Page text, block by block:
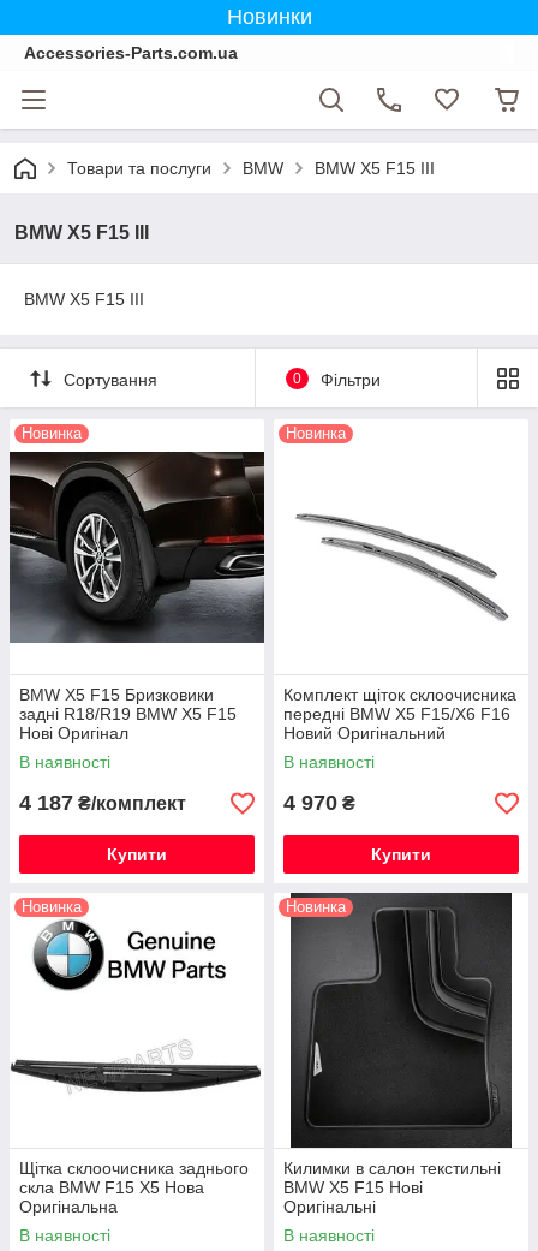
Новинки
Accessories-Parts.com.ua
Товари та послуги BMW BMW X5 F15 III
BMW X5 F15 III
BMW X5 F15 III
Сортування 0 Фільтри
Новинка
BMW X5 F15 Бризковики
задні R18/R19 BMW X5 F15
Нові Оригінал
В наявності
4 187 ₴/комплект
Купити
Новинка
Комплект щіток склоочисника
передні BMW X5 F15/X6 F16
Новий Оригінальний
В наявності
4 970 ₴
Купити
Новинка
Щітка склоочисника заднього
скла BMW F15 X5 Нова
Оригінальна
В наявності
Новинка
Килимки в салон текстильні
BMW X5 F15 Нові
Оригінальні
В наявності